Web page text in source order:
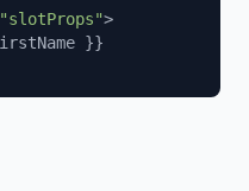
"slotProps"